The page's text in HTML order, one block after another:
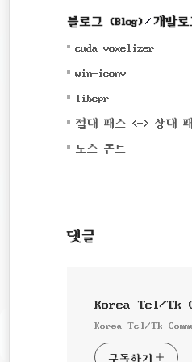
블로그 (Blog) 개발로
cuda_voxelizer
win-iconv
libcpr
절대 패스 <-> 상대
도스 폰트
댓글
Korea Tcl/Tk
Korea Tcl/Tk
구독하기